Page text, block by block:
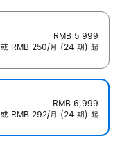
RMB 5,999
或 RMB 250/月 (24 期) 起
RMB 6,999
或 RMB 292/月 (24 期) 起